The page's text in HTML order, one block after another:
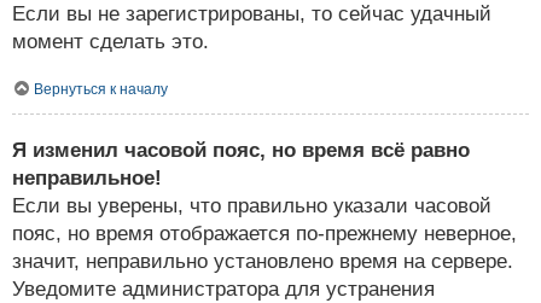
Если вы не зарегистрированы, то сейчас удачный
момент сделать это.
Вернуться к началу
Я изменил часовой пояс, но время всё равно
неправильное!
Если вы уверены, что правильно указали часовой
пояс, но время отображается по-прежнему неверное,
значит, неправильно установлено время на сервере.
Уведомите администратора для устранения